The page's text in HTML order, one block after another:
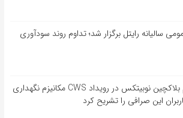
سالیانه رایتل برگزار شد؛ تداوم روند سودآوری
مدیر تیم بلاکچین نوبیتکس در رویداد CWS مکانیزم نگهداری
این صرافی را تشریح کرد